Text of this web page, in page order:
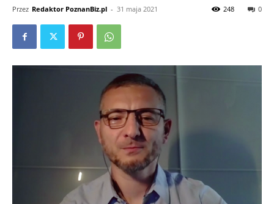
Przez Redaktor PoznanBiz.pl - 31 maja 2021 0
248